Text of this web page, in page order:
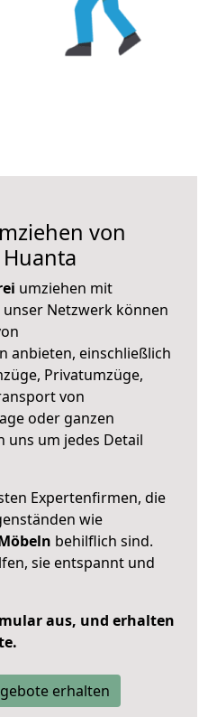
von
umziehen mit
Netzwerk können
anbieten, einschließlich
Privatumzüge,
von
oder ganzen
uns um jedes Detail
Expertenfirmen, die
wie
behilflich sind.
sie entspannt und
aus, und erhalten
erhalten